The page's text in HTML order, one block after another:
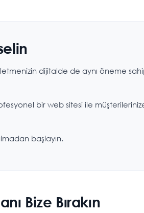
dijitalde de aynı öneme
bir web sitesi ile
başlayın.
Bize Bırakın